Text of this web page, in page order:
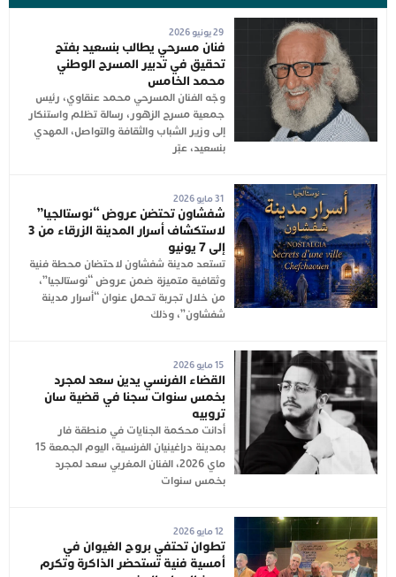
29 يونيو 2026
فنان مسرحي يطالب بنسعيد بفتح
تحقيق في تدبير المسرح الوطني
محمد الخامس
وجّه الفنان المسرحي محمد عنقاوي، رئيس
جمعية مسرح الزهور، رسالة تظلم واستنكار
إلى وزير الشباب والثقافة والتواصل، المهدي
بنسعيد، عبّر
31 مايو 2026
شفشاون تحتضن عروض “نوستالجيا”
لاستكشاف أسرار المدينة الزرقاء من 3
إلى 7 يونيو
تستعد مدينة شفشاون لاحتضان محطة فنية
وثقافية متميزة ضمن عروض “نوستالجيا”،
من خلال تجربة تحمل عنوان “أسرار مدينة
شفشاون”، وذلك
15 مايو 2026
القضاء الفرنسي يدين سعد لمجرد
بخمس سنوات سجنا في قضية سان
تروبيه
أدانت محكمة الجنايات في منطقة فار
بمدينة دراغينيان الفرنسية، اليوم الجمعة 15
ماي 2026، الفنان المغربي سعد لمجرد
بخمس سنوات
12 مايو 2026
تطوان تحتفي بروح الغيوان في
أمسية فنية تستحضر الذاكرة وتكرم